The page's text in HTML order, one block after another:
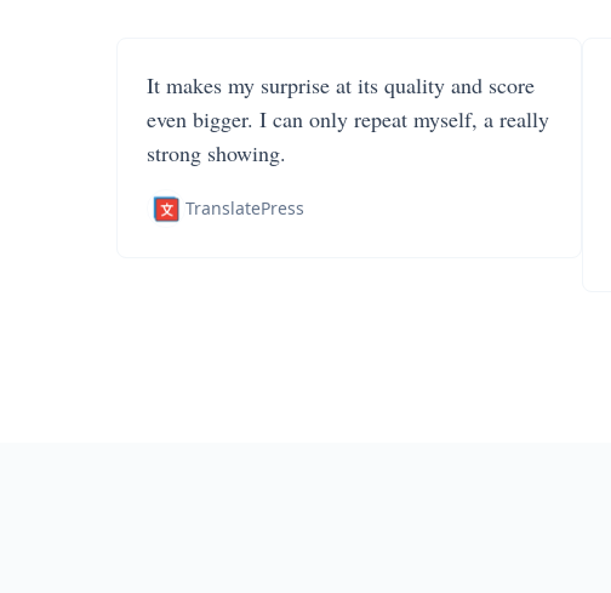
It makes my surprise at its quality and score
even bigger. I can only repeat myself, a really
strong showing.
TranslatePress